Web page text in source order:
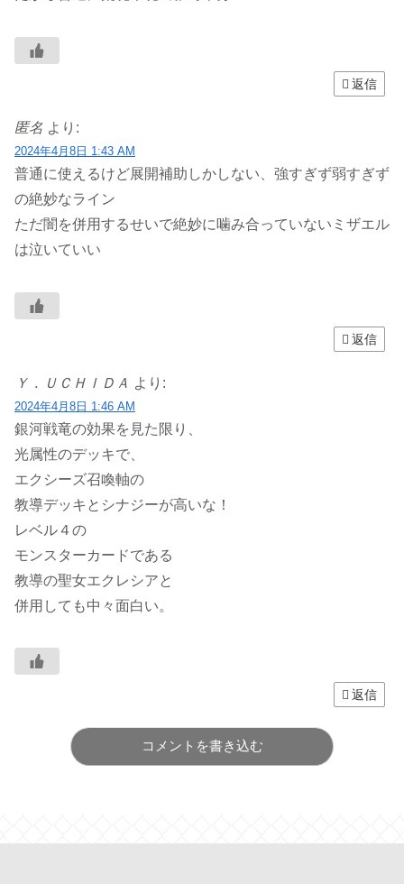
返信
匿名 より:
2024年4月8日 1:43 AM
普通に使えるけど展開補助しかしない、強すぎず弱すぎず
の絶妙なライン
ただ闇を併用するせいで絶妙に噛み合っていないミザエル
は泣いていい
返信
Ｙ．ＵＣＨＩＤＡ より:
2024年4月8日 1:46 AM
銀河戦竜の効果を見た限り、
光属性のデッキで、
エクシーズ召喚軸の
教導デッキとシナジーが高いな！
レベル４の
モンスターカードである
教導の聖女エクレシアと
併用しても中々面白い。
返信
コメントを書き込む